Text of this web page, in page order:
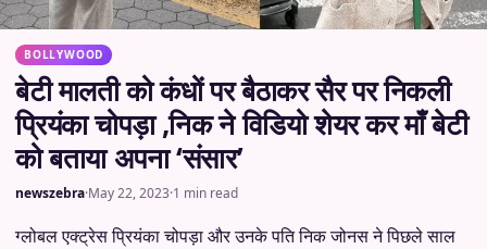
BOLLYWOOD
बेटी मालती को कंधों पर बैठाकर सैर पर निकली
प्रियंका चोपड़ा ,निक ने विडियो शेयर कर माँ बेटी
को बताया अपना ‘संसार’
newszebra·May 22, 2023·1 min read
ग्लोबल एक्ट्रेस प्रियंका चोपड़ा और उनके पति निक जोनस ने पिछले साल